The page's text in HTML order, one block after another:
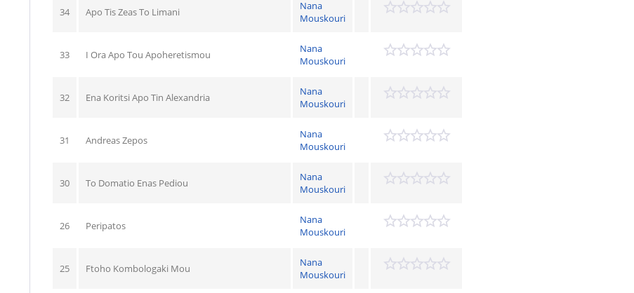
34 Apo Tis Zeas To Limani
Nana
Mouskouri
33 I Ora Apo Tou Apoheretismou
Nana
Mouskouri
32 Ena Koritsi Apo Tin Alexandria
Nana
Mouskouri
31 Andreas Zepos
Nana
Mouskouri
30 To Domatio Enas Pediou
Nana
Mouskouri
26 Peripatos
Nana
Mouskouri
25 Ftoho Kombologaki Mou
Nana
Mouskouri